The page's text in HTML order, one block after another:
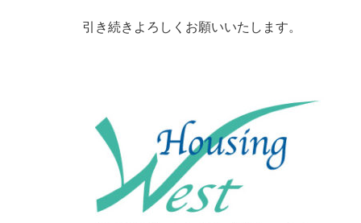
引き続きよろしくお願いいたします。